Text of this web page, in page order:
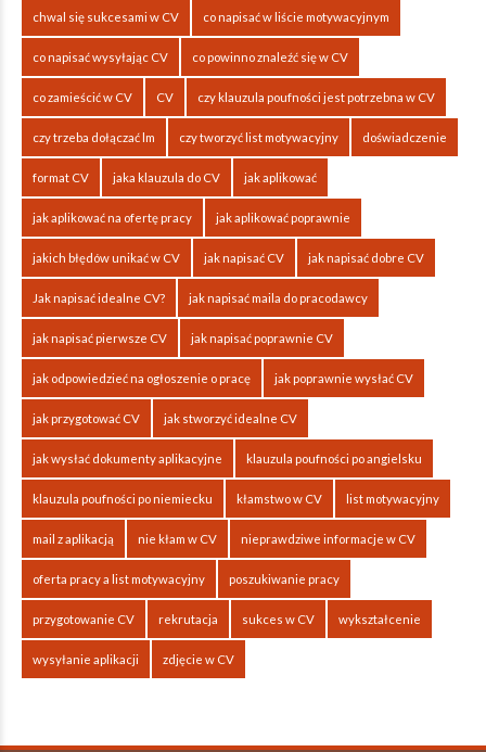
chwal się sukcesami w CV co napisać w liście motywacyjnym
co napisać wysyłając CV co powinno znaleźć się w CV
co zamieścić w CV CV czy klauzula poufności jest potrzebna w CV
czy trzeba dołączać lm czy tworzyć list motywacyjny doświadczenie
format CV jaka klauzula do CV jak aplikować
jak aplikować na ofertę pracy jak aplikować poprawnie
jakich błędów unikać w CV jak napisać CV jak napisać dobre CV
Jak napisać idealne CV? jak napisać maila do pracodawcy
jak napisać pierwsze CV jak napisać poprawnie CV
jak odpowiedzieć na ogłoszenie o pracę jak poprawnie wysłać CV
jak przygotować CV jak stworzyć idealne CV
jak wysłać dokumenty aplikacyjne klauzula poufności po angielsku
klauzula poufności po niemiecku kłamstwo w CV list motywacyjny
mail z aplikacją nie kłam w CV nieprawdziwe informacje w CV
oferta pracy a list motywacyjny poszukiwanie pracy
przygotowanie CV rekrutacja sukces w CV wykształcenie
wysyłanie aplikacji zdjęcie w CV